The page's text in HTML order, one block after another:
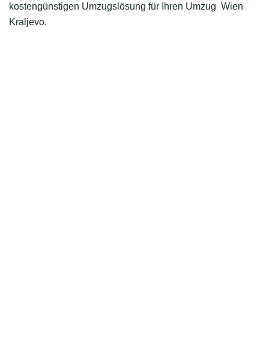
kostengünstigen Umzugslösung für Ihren Umzug Wien
Kraljevo.